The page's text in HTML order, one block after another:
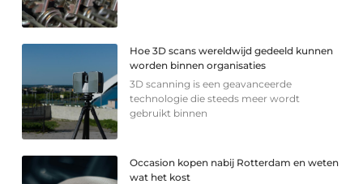
Hoe 3D scans wereldwijd gedeeld kunnen
worden binnen organisaties
3D scanning is een geavanceerde
technologie die steeds meer wordt
gebruikt binnen
Occasion kopen nabij Rotterdam en weten
wat het kost